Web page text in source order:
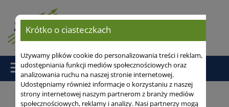
Krótko o ciasteczkach
Używamy plików cookie do personalizowania treści i reklam,
udostępniania funkcji mediów społecznościowych oraz
analizowania ruchu na naszej stronie internetowej.
Udostępniamy również informacje o korzystaniu z naszej
strony internetowej naszym partnerom z branży mediów
społecznościowych, reklamy i analizy. Nasi partnerzy mogą